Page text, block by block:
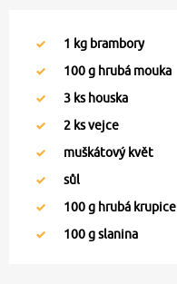
1 kg brambory
100g hrubá mouka
3 ks houska
2 ks vejce
muškátový květ
sůl
100g hrubá krupice
100g slanina